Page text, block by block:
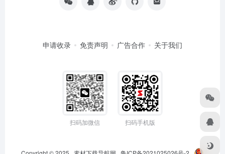
申请收录 免责声明 广告合作 关于我们
扫码加微信 扫码手机版